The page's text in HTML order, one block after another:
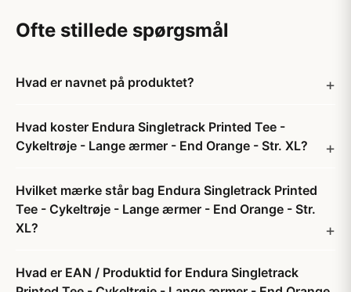
Ofte stillede spørgsmål
Hvad er navnet på produktet?
Hvad koster Endura Singletrack Printed Tee -
Cykeltrøje - Lange ærmer - End Orange - Str. XL?
Hvilket mærke står bag Endura Singletrack Printed
Tee - Cykeltrøje - Lange ærmer - End Orange - Str.
XL?
Hvad er EAN / Produktid for Endura Singletrack